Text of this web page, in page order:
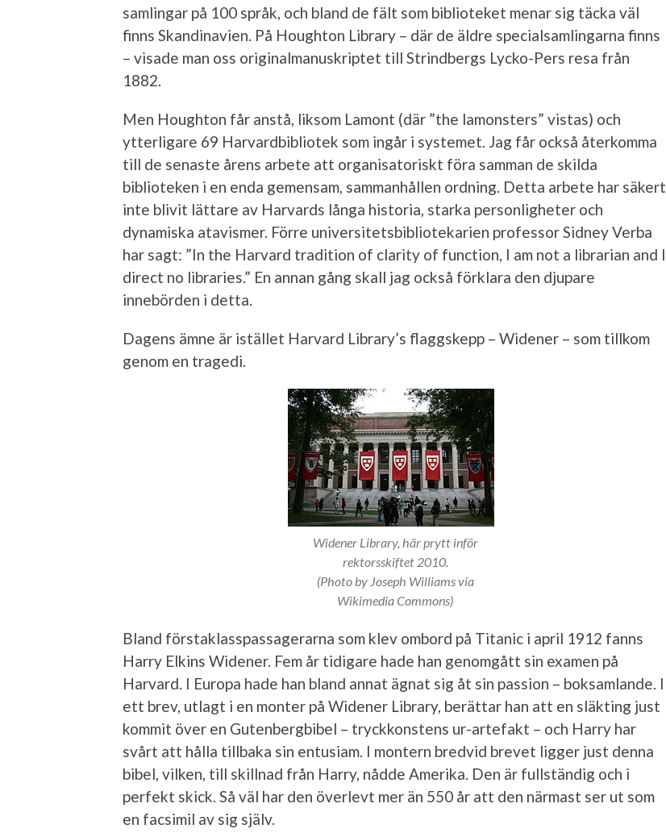
samlingar på 100 språk, och bland de fält som biblioteket menar sig täcka väl
finns Skandinavien. På Houghton Library – där de äldre specialsamlingarna finns
– visade man oss originalmanuskriptet till Strindbergs Lycko-Pers resa från
1882.
Men Houghton får anstå, liksom Lamont (där ”the lamonsters” vistas) och
ytterligare 69 Harvardbibliotek som ingår i systemet. Jag får också återkomma
till de senaste årens arbete att organisatoriskt föra samman de skilda
biblioteken i en enda gemensam, sammanhållen ordning. Detta arbete har säkert
inte blivit lättare av Harvards långa historia, starka personligheter och
dynamiska atavismer. Förre universitetsbibliotekarien professor Sidney Verba
har sagt: ”In the Harvard tradition of clarity of function, I am not a librarian and I
direct no libraries.” En annan gång skall jag också förklara den djupare
innebörden i detta.
Dagens ämne är istället Harvard Library’s flaggskepp – Widener – som tillkom
genom en tragedi.
Widener Library, här prytt inför
rektorsskiftet 2010.
(Photo by Joseph Williams via
Wikimedia Commons)
Bland förstaklasspassagerarna som klev ombord på Titanic i april 1912 fanns
Harry Elkins Widener. Fem år tidigare hade han genomgått sin examen på
Harvard. I Europa hade han bland annat ägnat sig åt sin passion – boksamlande. I
ett brev, utlagt i en monter på Widener Library, berättar han att en släkting just
kommit över en Gutenbergbibel – tryckkonstens ur-artefakt – och Harry har
svårt att hålla tillbaka sin entusiam. I montern bredvid brevet ligger just denna
bibel, vilken, till skillnad från Harry, nådde Amerika. Den är fullständig och i
perfekt skick. Så väl har den överlevt mer än 550 år att den närmast ser ut som
en facsimil av sig själv.